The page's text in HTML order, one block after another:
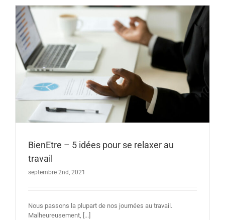
BienEtre – 5 idées pour se relaxer au
travail
septembre 2nd, 2021
Nous passons la plupart de nos journées au travail.
Malheureusement, [...]